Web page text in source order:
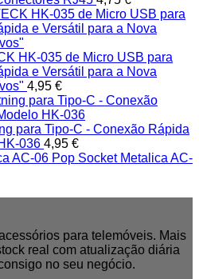
HK-035 de Micro USB para
e Versátil para a Nova
4,95 €
para Tipo-C - Conexão Rápida
036 4,95 €
Pop Socket Metalica AC-
para telemóveis. Mais
real com atualização diária
no seu negócio.